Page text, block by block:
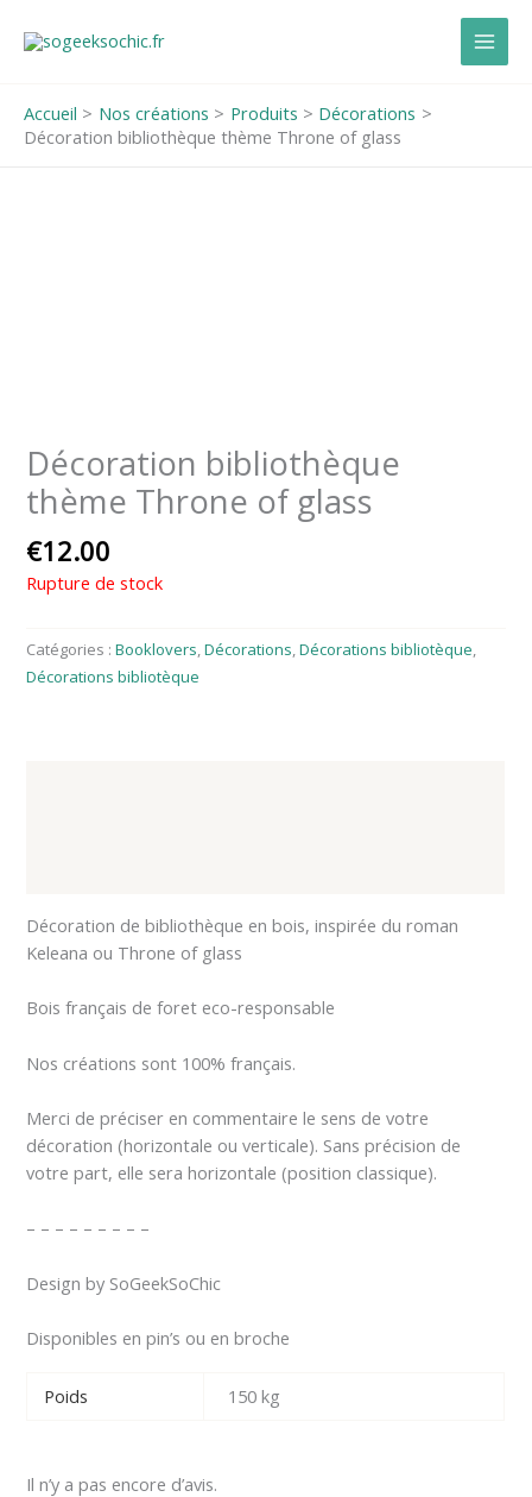
Accueil
Nos créations Produits
Décorations
Décoration bibliothèque thème Throne of glass
Décoration bibliothèque
thème Throne of glass
€12.00
Rupture de stock
Catégories :Booklovers,Décorations,Décorations bibliotèque,
Décorations bibliotèque
Décoration de bibliothèque en bois, inspirée du roman
Keleana ou Throne of glass
Bois français de foret eco-responsable
Nos créations sont 100% français.
Merci de préciser en commentaire le sens de votre
décoration (horizontale ou verticale). Sans précision de
votre part, elle sera horizontale (position classique).
– – – – – – – – –
Design by SoGeekSoChic
Disponibles en pin’s ou en broche
Poids 150 kg
Il n’y a pas encore d’avis.